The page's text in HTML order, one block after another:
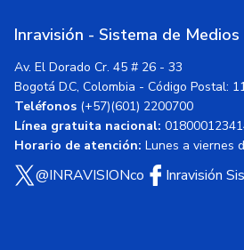
Inravisión - Sistema de
Av. El Dorado Cr. 45 # 26 - 33
Bogotá D.C, Colombia - Código Postal:
Teléfonos (+57)(601) 2200700
Línea gratuita nacional:
Horario de atención: Lunes a viernes
@INRAVISIONco Inravisión